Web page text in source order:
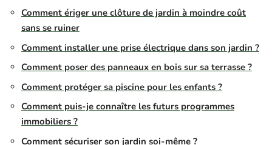
Comment ériger une clôture de jardin à moindre coût
sans se ruiner
Comment installer une prise électrique dans son jardin ?
Comment poser des panneaux en bois sur sa terrasse ?
Comment protéger sa piscine pour les enfants ?
Comment puis-je connaître les futurs programmes
immobiliers ?
Comment sécuriser son jardin soi-même ?